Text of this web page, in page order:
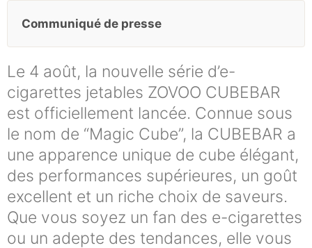
Communiqué de presse
Le 4 août, la nouvelle série d’e-
cigarettes jetables ZOVOO CUBEBAR
est officiellement lancée. Connue sous
le nom de “Magic Cube”, la CUBEBAR a
une apparence unique de cube élégant,
des performances supérieures, un goût
excellent et un riche choix de saveurs.
Que vous soyez un fan des e-cigarettes
ou un adepte des tendances, elle vous